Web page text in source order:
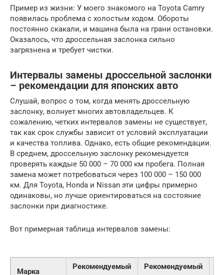
Пример из жизни: У моего знакомого на Toyota Camry
появилась проблема с холостым ходом. Обороты
постоянно скакали, и машина была на грани остановки.
Оказалось, что дроссельная заслонка сильно
загрязнена и требует чистки.
Интервалы замены дроссельной заслонки
– рекомендации для японских авто
Слушай, вопрос о том, когда менять дроссельную
заслонку, волнует многих автовладельцев. К
сожалению, четких интервалов замены не существует,
так как срок службы зависит от условий эксплуатации
и качества топлива. Однако, есть общие рекомендации.
В среднем, дроссельную заслонку рекомендуется
проверять каждые 50 000 – 70 000 км пробега. Полная
замена может потребоваться через 100 000 – 150 000
км. Для Toyota, Honda и Nissan эти цифры примерно
одинаковы, но лучше ориентироваться на состояние
заслонки при диагностике.
Вот примерная таблица интервалов замены:
Марка
Рекомендуемый
Рекомендуемый